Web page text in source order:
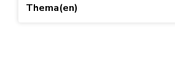
Thema(en)